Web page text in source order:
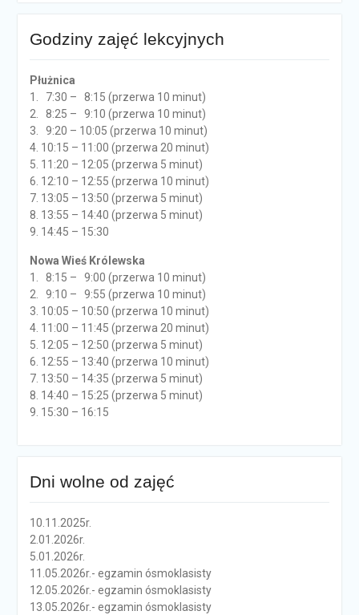
Godziny zajęć lekcyjnych
Płużnica
1. 7:30 – 8:15 (przerwa 10 minut)
2. 8:25 – 9:10 (przerwa 10 minut)
3. 9:20 – 10:05 (przerwa 10 minut)
4. 10:15 – 11:00 (przerwa 20 minut)
5. 11:20 – 12:05 (przerwa 5 minut)
6. 12:10 – 12:55 (przerwa 10 minut)
7. 13:05 – 13:50 (przerwa 5 minut)
8. 13:55 – 14:40 (przerwa 5 minut)
9. 14:45 – 15:30
Nowa Wieś Królewska
1. 8:15 – 9:00 (przerwa 10 minut)
2. 9:10 – 9:55 (przerwa 10 minut)
3. 10:05 – 10:50 (przerwa 10 minut)
4. 11:00 – 11:45 (przerwa 20 minut)
5. 12:05 – 12:50 (przerwa 5 minut)
6. 12:55 – 13:40 (przerwa 10 minut)
7. 13:50 – 14:35 (przerwa 5 minut)
8. 14:40 – 15:25 (przerwa 5 minut)
9. 15:30 – 16:15
Dni wolne od zajęć
10.11.2025r.
2.01.2026r.
5.01.2026r.
11.05.2026r.- egzamin ósmoklasisty
12.05.2026r.- egzamin ósmoklasisty
13.05.2026r.- egzamin ósmoklasisty